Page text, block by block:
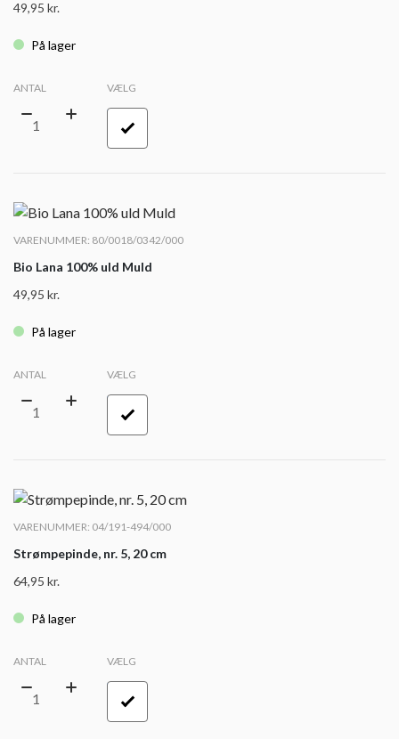
49,95 kr.
På lager
ANTAL VÆLG
VARENUMMER: 80/0018/0342/000
Bio Lana 100% uld Muld
49,95 kr.
På lager
ANTAL VÆLG
VARENUMMER: 04/191-494/000
Strømpepinde, nr. 5, 20 cm
64,95 kr.
På lager
ANTAL VÆLG